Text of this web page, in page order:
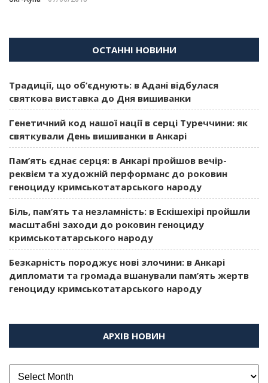
ОСТАННІ НОВИНИ
Традиції, що об’єднують: в Адані відбулася
святкова виставка до Дня вишиванки
Генетичний код нашої нації в серці Туреччини: як
святкували День вишиванки в Анкарі
Пам’ять єднає серця: в Анкарі пройшов вечір-
реквієм та художній перформанс до роковин
геноциду кримськотатарського народу
Біль, пам’ять та незламність: в Ескішехірі пройшли
масштабні заходи до роковин геноциду
кримськотатарського народу
Безкарність породжує нові злочини: в Анкарі
дипломати та громада вшанували пам’ять жертв
геноциду кримськотатарського народу
АРХІВ НОВИН